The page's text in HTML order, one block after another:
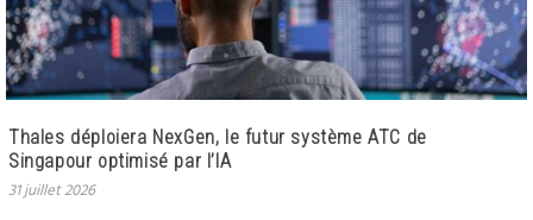
Thales déploiera NexGen, le futur système ATC de
Singapour optimisé par l’IA
31 juillet 2026